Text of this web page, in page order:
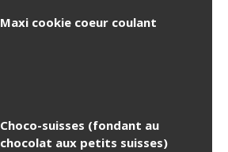
Maxi cookie coeur coulant
Choco-suisses (fondant au
chocolat aux petits suisses)